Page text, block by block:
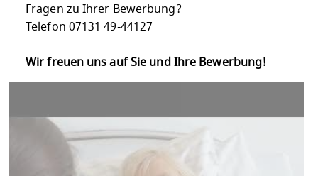
Fragen zu Ihrer Bewerbung?
Telefon 07131 49-44127
Wir freuen uns auf Sie und Ihre Bewerbung!